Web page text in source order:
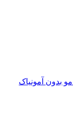
بدون آمونیاک